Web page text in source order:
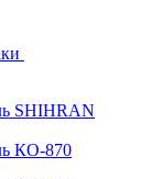
SHIHRAN
КО-870